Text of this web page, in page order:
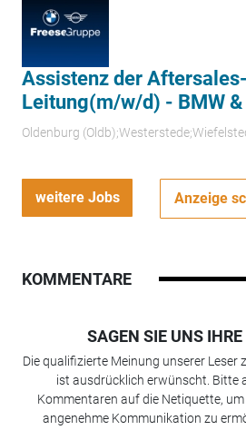
Assistenz der Aftersales-
Leitung(m/w/d) - BMW &
Oldenburg
weitere Jobs Anzeige
KOMMENTARE
SAGEN SIE UNS
Die qualifizierte Meinung unserer Leser
ist ausdrücklich erwünscht. Bitte
Kommentaren auf die Netiquette, um
angenehme Kommunikation zu